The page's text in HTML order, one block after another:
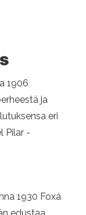
1906
ja
eri
Pilar -
1930 Foxá